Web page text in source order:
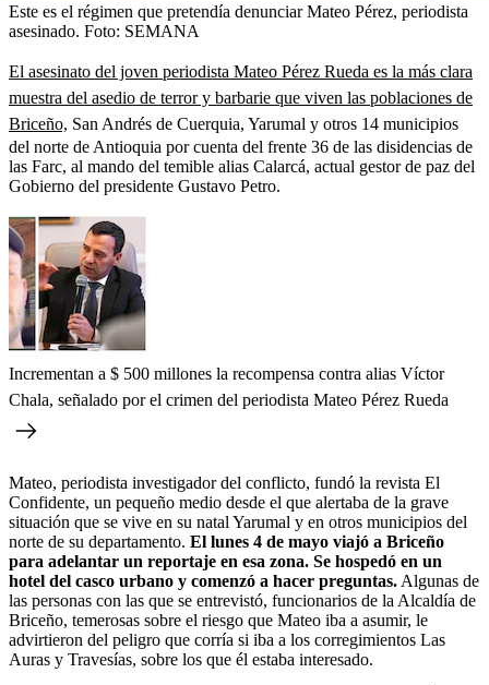
Este es el régimen que pretendía denunciar Mateo Pérez, periodista
asesinado. Foto: SEMANA
El asesinato del joven periodista Mateo Pérez Rueda es la más clara
muestra del asedio de terror y barbarie que viven las poblaciones de
Briceño, San Andrés de Cuerquia, Yarumal y otros 14 municipios
del norte de Antioquia por cuenta del frente 36 de las disidencias de
las Farc, al mando del temible alias Calarcá, actual gestor de paz del
Gobierno del presidente Gustavo Petro.
Incrementan a $ 500 millones la recompensa contra alias Víctor
Chala, señalado por el crimen del periodista Mateo Pérez Rueda
Mateo, periodista investigador del conflicto, fundó la revista El
Confidente, un pequeño medio desde el que alertaba de la grave
situación que se vive en su natal Yarumal y en otros municipios del
norte de su departamento. El lunes 4 de mayo viajó a Briceño
para adelantar un reportaje en esa zona. Se hospedó en un
hotel del casco urbano y comenzó a hacer preguntas. Algunas de
las personas con las que se entrevistó, funcionarios de la Alcaldía de
Briceño, temerosas sobre el riesgo que Mateo iba a asumir, le
advirtieron del peligro que corría si iba a los corregimientos Las
Auras y Travesías, sobre los que él estaba interesado.